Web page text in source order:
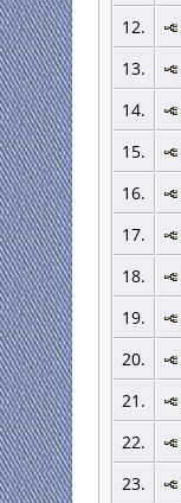
12.
13.
14.
15.
16.
17.
18.
19.
20.
21.
22.
23.